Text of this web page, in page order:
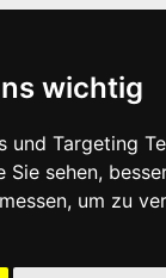
wichtig
und Targeting
sehen,
um zu